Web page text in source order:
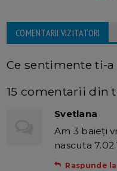
COMENTARII VIZITATORI
Ce sentimente ti-
15 comentarii din
Svetlana
Am 3 baieţi
nascuta
Raspunde